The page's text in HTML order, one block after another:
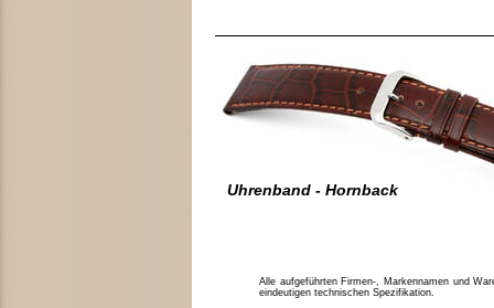
Uhrenband - Hornback
Alle aufgeführten Firmen-, Markennamen und
eindeutigen technischen Spezifikation.